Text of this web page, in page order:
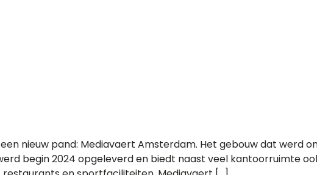
nieuw pand: Mediavaert Amsterdam. Het gebouw dat werd
begin 2024 opgeleverd en biedt naast veel kantoorruimte